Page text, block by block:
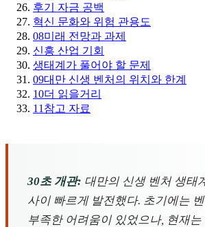
후기 자금 공백
혁신 문화와 위험 관용도
08미래 전망과 과제
신흥 산업 기회
생태계가 풀어야 할 문제
09대만 신생 벤처의 위치와 한계
10더 읽을거리
11 참고 자료
30초 개관: 대만의 신생 벤처 생태
사이 빠르게 발전했다. 초기에는
부족한 어려움이 있었으나, 현재